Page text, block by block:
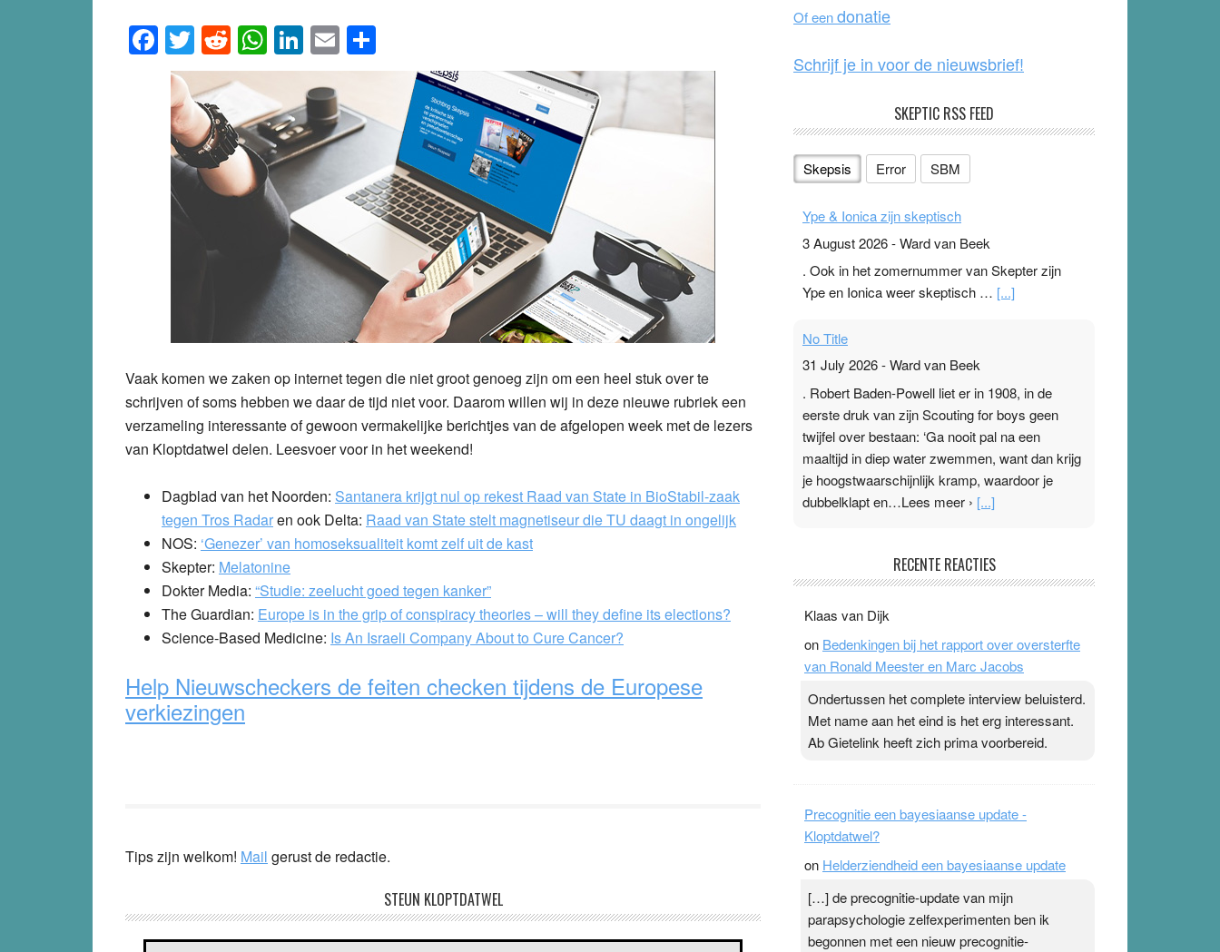
Facebook
Twitter
Reddit
WhatsApp
LinkedIn
Email
Vaak komen we zaken op internet tegen die niet groot genoeg zijn om een heel stuk over te
schrijven of soms hebben we daar de tijd niet voor. Daarom willen wij in deze nieuwe rubriek een
verzameling interessante of gewoon vermakelijke berichtjes van de afgelopen week met de lezers
van Kloptdatwel delen. Leesvoer voor in het weekend!
Dagblad van het Noorden: Santanera krijgt nul op rekest Raad van State in BioStabil-zaak
tegen Tros Radaren ook Delta: Raad van State stelt magnetiseur die TU daagt in ongelijk
NOS: ‘Genezer’ van homoseksualiteit komt zelf uit de kast
Skepter: Melatonine
Dokter Media: “Studie: zeelucht goed tegen kanker”
The Guardian: Europe is in the grip of conspiracy theories – will they define its elections?
Science-Based Medicine: Is An Israeli Company About to Cure Cancer?
Help Nieuwscheckers de feiten checken tijdens de Europese
verkiezingen
Tips zijn welkom! Mail gerust de redactie.
STEUN KLOPTDATWEL
k
Of eendonatie
Schrijf je in voor de nieuwsbrief!
SKEPTIC RSS FEED
Skepsis Error SBM
Ype & Ionica zijn skeptisch
3 August 2026-Ward van Beek
. Ook in het zomernummer van Skepter zijn
Ype en Ionica weer skeptisch … [...]
No Title
31 July 2026-Ward van Beek
. Robert Baden-Powell liet er in 1908, in de
eerste druk van zijn Scouting for boys geen
twijfel over bestaan: ‘Ga nooit pal na een
maaltijd in diep water zwemmen, want dan krijg
je hoogstwaarschijnlijk kramp, waardoor je
dubbelklapt en…Lees meer › [...]
Ward van Beek
topsporters. Ze hopen ermee hun hartslag te
verlagen terwijl ze meer zuurstof opnemen.
Daarop heeft zo’n pleister geen effect. Maar het
zijn. Door…Lees meer Pleisterplakkers in de
topspsort › [...]
RECENTE REACTIES
Klaas van Dijk
on Bedenkingen bij het rapport over oversterfte
van Ronald Meester en Marc Jacobs
Ondertussen het complete interview beluisterd.
Met name aan het eind is het erg interessant.
Ab Gietelink heeft zich prima voorbereid.
Precognitie een bayesiaanse update -
Kloptdatwel?
on Helderziendheid een bayesiaanse update
[…] de precognitie-update van mijn
parapsychologie zelfexperimenten ben ik
begonnen met een nieuw precognitie-